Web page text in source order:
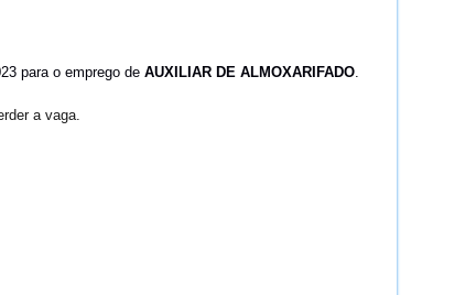
para o emprego de AUXILIAR DE ALMOXARIFADO
a vaga.